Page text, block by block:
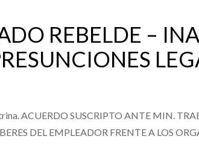
REBELDE –
ACUERDO SUSCRIPTO ANTE MIN.
DEL EMPLEADOR FRENTE A LOS